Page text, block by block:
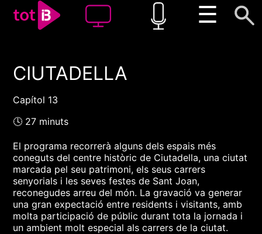
☰
00:00 00:00
CIUTADELLA
Capítol 13
🕓 27 minuts
El programa recorrerà alguns dels espais més
coneguts del centre històric de Ciutadella, una ciutat
marcada pel seu patrimoni, els seus carrers
senyorials i les seves festes de Sant Joan,
reconegudes arreu del món. La gravació va generar
una gran expectació entre residents i visitants, amb
molta participació de públic durant tota la jornada i
un ambient molt especial als carrers de la ciutat.